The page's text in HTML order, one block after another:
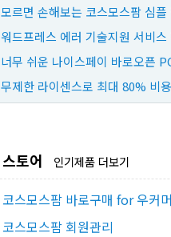
모르면 손해보는 코스모스팜 심
워드프레스 에러 기술지원 서비
너무 쉬운 나이스페이 바로오픈
무제한 라이센스로 최대 80% 비
스토어 인기제품 더보기
코스모스팜 바로구매 for 우커
코스모스팜 회원관리